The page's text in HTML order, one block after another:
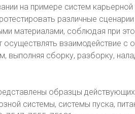
на примере систем
различные
материалами, соблюдая при
взаимодействие с
выполняя сборку, разборку,
образцы
системы, системы пуска,